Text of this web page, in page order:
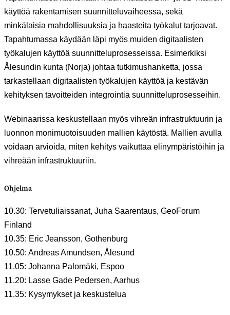
käyttöä rakentamisen suunnitteluvaiheessa, sekä
minkälaisia mahdollisuuksia ja haasteita työkalut tarjoavat.
Tapahtumassa käydään läpi myös muiden digitaalisten
työkalujen käyttöä suunnitteluprosesseissa. Esimerkiksi
Ålesundin kunta (Norja) johtaa tutkimushanketta, jossa
tarkastellaan digitaalisten työkalujen käyttöä ja kestävän
kehityksen tavoitteiden integrointia suunnitteluprosesseihin.
Webinaarissa keskustellaan myös vihreän infrastruktuurin ja
luonnon monimuotoisuuden mallien käytöstä. Mallien avulla
voidaan arvioida, miten kehitys vaikuttaa elinympäristöihin ja
vihreään infrastruktuuriin.
Ohjelma
10.30: Tervetuliaissanat, Juha Saarentaus, GeoForum
Finland
10.35: Eric Jeansson, Gothenburg
10.50: Andreas Amundsen, Ålesund
11.05: Johanna Palomäki, Espoo
11.20: Lasse Gade Pedersen, Aarhus
11.35: Kysymykset ja keskustelua